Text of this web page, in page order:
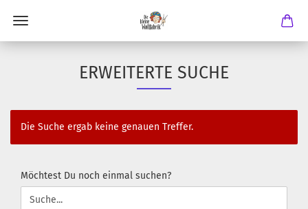
ERWEITERTE SUCHE
Die Suche ergab keine genauen Treffer.
MÖCHTEST
DU
NOCH
Möchtest Du noch einmal suchen?